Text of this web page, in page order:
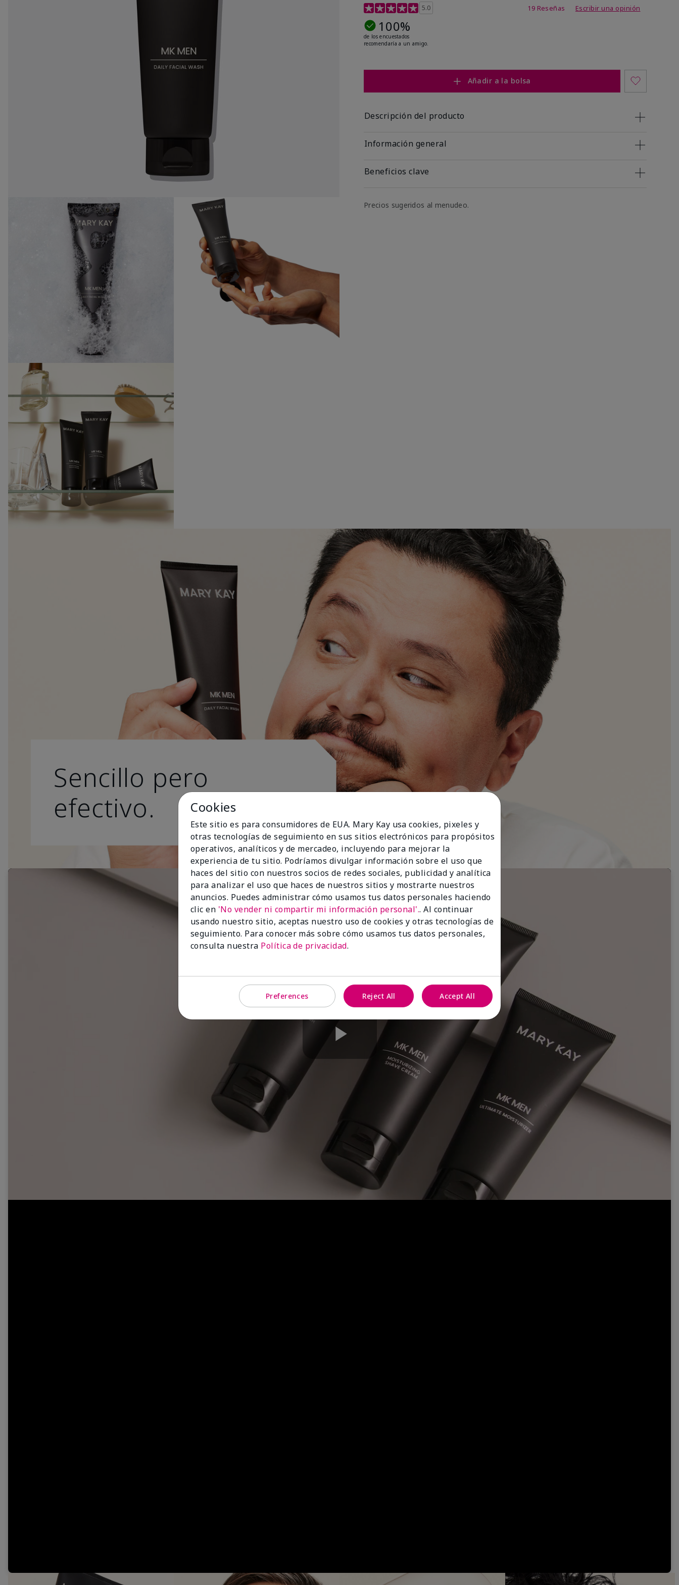
Calificación de clientes de 5 de 5
5.0 19 Reseñas Escribir una opinión
100%
de los encuestados
recomendaría a un amigo.
Añadir a la bolsa
Descripción del producto
Información general
Beneficios clave
Precios sugeridos al menudeo.
Sencillo pero
efectivo.
Play
Video
Cookies
Este sitio es para consumidores de EUA. Mary Kay usa cookies, pixeles y
otras tecnologías de seguimiento en sus sitios electrónicos para propósitos
operativos, analíticos y de mercadeo, incluyendo para mejorar la
experiencia de tu sitio. Podríamos divulgar información sobre el uso que
haces del sitio con nuestros socios de redes sociales, publicidad y analítica
para analizar el uso que haces de nuestros sitios y mostrarte nuestros
anuncios. Puedes administrar cómo usamos tus datos personales haciendo
clic en 'No vender ni compartir mi información personal'.. Al continuar
usando nuestro sitio, aceptas nuestro uso de cookies y otras tecnologías de
seguimiento. Para conocer más sobre cómo usamos tus datos personales,
consulta nuestra Política de privacidad.
Preferences Reject All Accept All